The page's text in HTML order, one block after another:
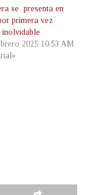
se presenta en
primera vez
inolvidable
2025 10:53 AM